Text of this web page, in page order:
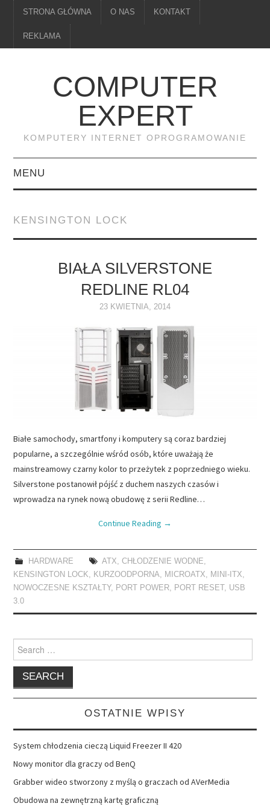
STRONA GŁÓWNA O NAS KONTAKT
REKLAMA
COMPUTER
EXPERT
KOMPUTERY INTERNET OPROGRAMOWANIE
MENU
MONITORY
OPROGRAMOWANIE
INTERNET
KENSINGTON LOCK
BIAŁA SILVERSTONE
REDLINE RL04
23 KWIETNIA, 2014
Białe samochody, smartfony i komputery są coraz bardziej
popularne, a szczególnie wśród osób, które uważają że
mainstreamowy czarny kolor to przeżytek z poprzedniego wieku.
Silverstone postanowił pójść z duchem naszych czasów i
wprowadza na rynek nową obudowę z serii Redline…
Continue Reading →
HARDWARE ATX, CHŁODZENIE WODNE,
KENSINGTON LOCK, KURZOODPORNA, MICROATX, MINI-ITX,
NOWOCZESNE KSZTAŁTY, PORT POWER, PORT RESET , USB
3.0
Search
for:
OSTATNIE WPISY
System chłodzenia cieczą Liquid Freezer II 420
Nowy monitor dla graczy od BenQ
Grabber wideo stworzony z myślą o graczach od AVerMedia
Obudowa na zewnętrzną kartę graficzną